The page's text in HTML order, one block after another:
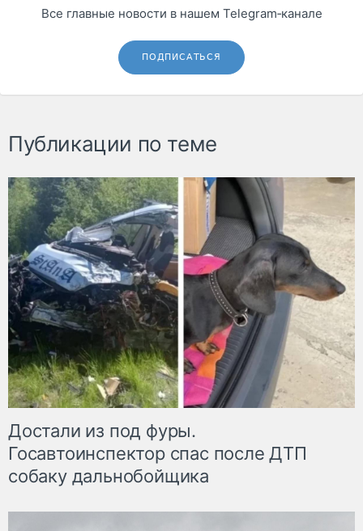
Все главные новости в нашем Telegram‑канале
ПОДПИСАТЬСЯ
Публикации по теме
Достали из под фуры.
Госавтоинспектор спас после ДТП
собаку дальнобойщика